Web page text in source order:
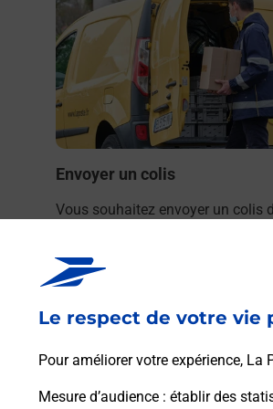
Le respect de votre vie
Pour améliorer votre expérience, La
Mesure d’audience : établir des
Envoyer un colis
Vous souhaitez envoyer un colis